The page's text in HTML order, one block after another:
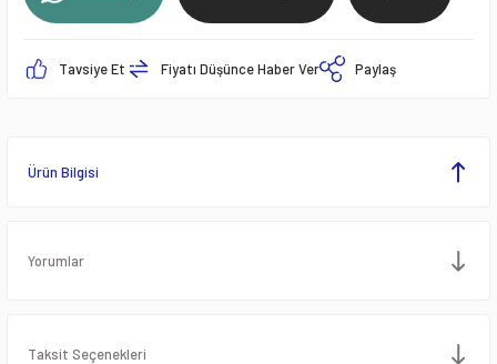
Tavsiye Et Fiyatı Düşünce Haber Ver Paylaş
Ürün Bilgisi
Yorumlar
Taksit Seçenekleri